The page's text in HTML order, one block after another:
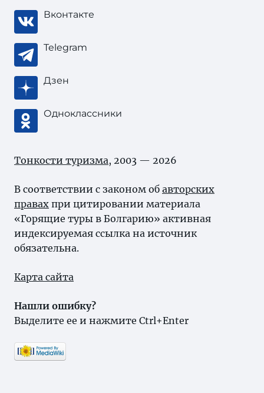
Вконтакте
Telegram
Дзен
Одноклассники
Тонкости туризма, 2003 — 2026
В соответствии с законом об авторских
правах при цитировании материала
«Горящие туры в Болгарию» активная
индексируемая ссылка на источник
обязательна.
Карта сайта
Нашли ошибку?
Выделите ее и нажмите Ctrl+Enter